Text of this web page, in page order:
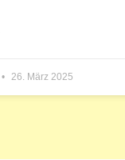
26. März 2025